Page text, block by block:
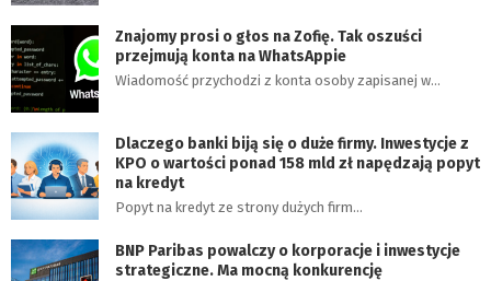
Znajomy prosi o głos na Zofię. Tak oszuści
przejmują konta na WhatsAppie
Wiadomość przychodzi z konta osoby zapisanej w…
Dlaczego banki biją się o duże firmy. Inwestycje z
KPO o wartości ponad 158 mld zł napędzają popyt
na kredyt
Popyt na kredyt ze strony dużych firm…
BNP Paribas powalczy o korporacje i inwestycje
strategiczne. Ma mocną konkurencję